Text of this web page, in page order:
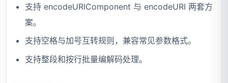
支持 encodeURIComponent 与 encodeURI 两套方
案。
支持空格与加号互转规则，兼容常见参数格式。
支持整段和按行批量编解码处理。